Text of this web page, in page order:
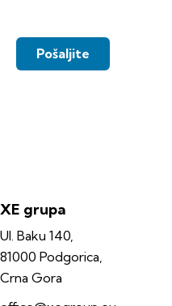
XE grupa
Ul. Baku 140,
81000 Podgorica,
Crna Gora